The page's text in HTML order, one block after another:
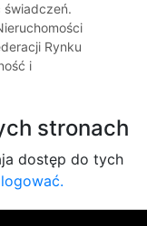
świadczeń.
Rynku
i
stronach
dostęp do tych